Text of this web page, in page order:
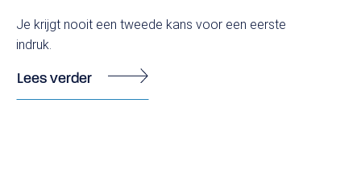
Je krijgt nooit een tweede kans voor een eerste
indruk.
Lees verder